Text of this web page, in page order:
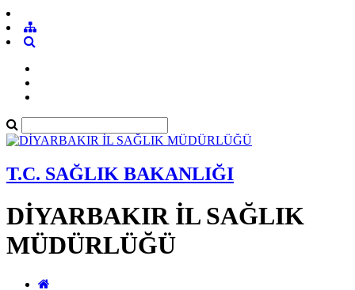
T.C. SAĞLIK BAKANLIĞI
DİYARBAKIR İL SAĞLIK
MÜDÜRLÜĞÜ